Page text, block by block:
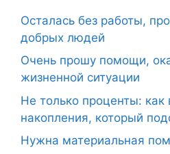
Осталась без работы,
добрых людей
Очень прошу помощи,
жизненной ситуации
Не только проценты: как
накопления, который
Нужна материальная